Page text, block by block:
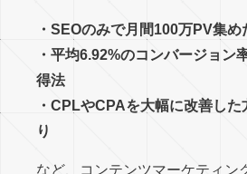
・SEOのみで月間100万PV集め
・平均6.92%のコンバージョン
得法
・CPLやCPAを大幅に改善した
り
など、コンテンツマーケティン